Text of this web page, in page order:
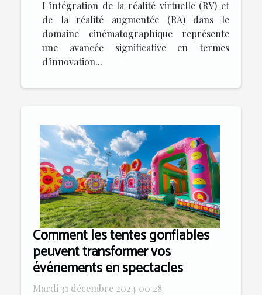
L'intégration de la réalité virtuelle (RV) et
de la réalité augmentée (RA) dans le
domaine cinématographique représente
une avancée significative en termes
d'innovation...
Comment les tentes gonflables
peuvent transformer vos
événements en spectacles
Mardi 31 décembre 2024 00:28